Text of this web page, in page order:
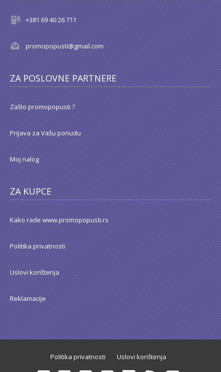
+381 69 40 26 711
promopopusti@gmail.com
ZA POSLOVNE PARTNERE
Zašto promopopusti ?
Prijava za Vašu ponudu
Moj nalog
ZA KUPCE
Kako rade www.promopopusti.rs
Politika privatnosti
Uslovi korištenja
Reklamacije
Politika privatnosti Uslovi korištenja